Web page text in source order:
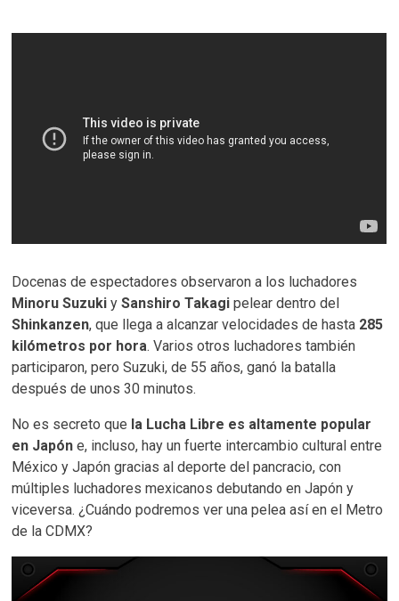
Docenas de espectadores observaron a los luchadores
Minoru SuzukiySanshiro Takagipelear dentro del
Shinkanzen, que llega a alcanzar velocidades de hasta 285
kilómetros por hora. Varios otros luchadores también
participaron, pero Suzuki, de 55 años, ganó la batalla
después de unos 30 minutos.
No es secreto que la Lucha Libre es altamente popular
en Japón e, incluso, hay un fuerte intercambio cultural entre
México y Japón gracias al deporte del pancracio, con
múltiples luchadores mexicanos debutando en Japón y
viceversa. ¿Cuándo podremos ver una pelea así en el Metro
de la CDMX?